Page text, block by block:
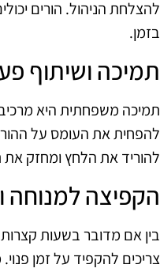
להצלחת הניהול. הורים
בזמן.
תמיכה ושיתוף
תמיכה משפחתית היא
להפחית את העומס על
להוריד את הלחץ ומחזק
הקפיצה למנוחה
בין אם מדובר בשעות
צריכים להקפיד על זמן